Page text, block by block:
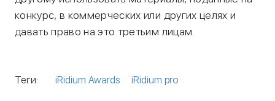
конкурс, в коммерческих или других целях и
давать право на это третьим лицам.
Теги: iRidium Awards iRidium pro